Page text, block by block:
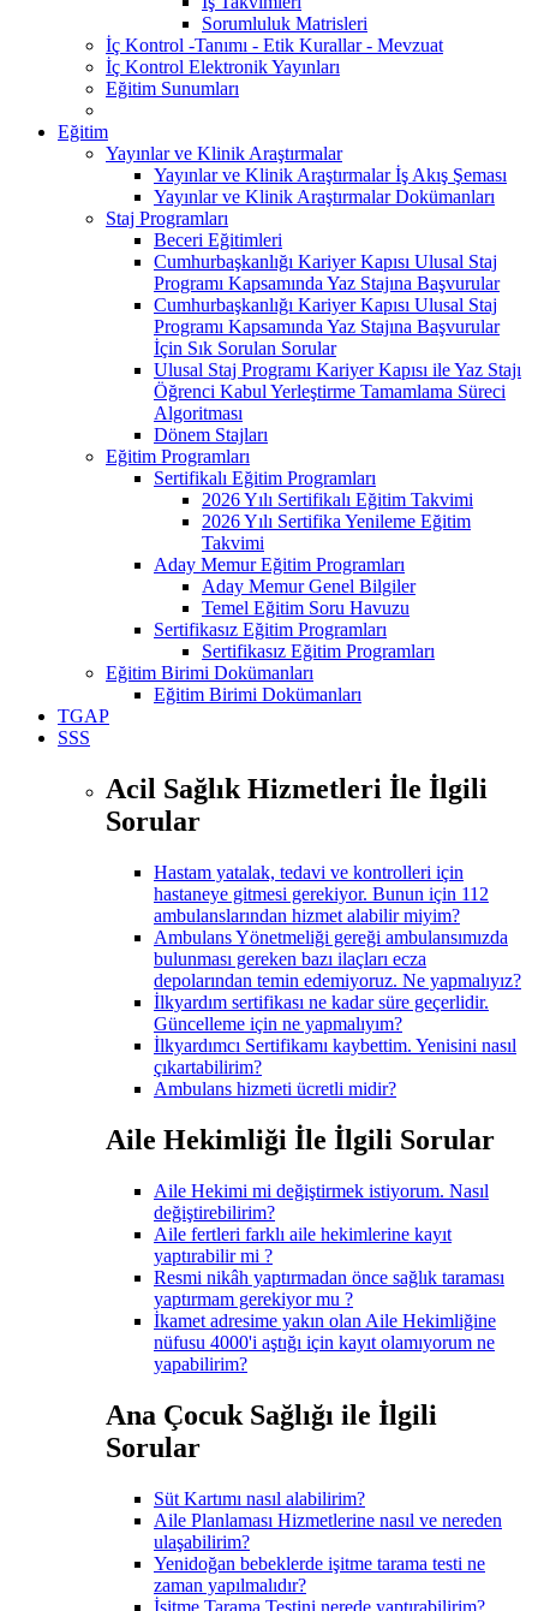
Sorumluluk Matrisleri
İç Kontrol -Tanımı - Etik Kurallar - Mevzuat
İç Kontrol Elektronik Yayınları
Eğitim Sunumları
Eğitim
Yayınlar ve Klinik Araştırmalar
Yayınlar ve Klinik Araştırmalar İş Akış Şeması
Yayınlar ve Klinik Araştırmalar Dokümanları
Staj Programları
Beceri Eğitimleri
Cumhurbaşkanlığı Kariyer Kapısı Ulusal Staj
Programı Kapsamında Yaz Stajına Başvurular
Cumhurbaşkanlığı Kariyer Kapısı Ulusal Staj
Programı Kapsamında Yaz Stajına Başvurular
İçin Sık Sorulan Sorular
Ulusal Staj Programı Kariyer Kapısı ile Yaz Stajı
Öğrenci Kabul Yerleştirme Tamamlama Süreci
Algoritması
Dönem Stajları
Eğitim Programları
Sertifikalı Eğitim Programları
2026 Yılı Sertifikalı Eğitim Takvimi
2026 Yılı Sertifika Yenileme Eğitim
Takvimi
Aday Memur Eğitim Programları
Aday Memur Genel Bilgiler
Temel Eğitim Soru Havuzu
Sertifikasız Eğitim Programları
Sertifikasız Eğitim Programları
Eğitim Birimi Dokümanları
Eğitim Birimi Dokümanları
TGAP
SSS
Acil Sağlık Hizmetleri İle İlgili
Sorular
Hastam yatalak, tedavi ve kontrolleri için
hastaneye gitmesi gerekiyor. Bunun için 112
ambulanslarından hizmet alabilir miyim?
Ambulans Yönetmeliği gereği ambulansımızda
bulunması gereken bazı ilaçları ecza
depolarından temin edemiyoruz. Ne yapmalıyız?
İlkyardım sertifikası ne kadar süre geçerlidir.
Güncelleme için ne yapmalıyım?
İlkyardımcı Sertifikamı kaybettim. Yenisini nasıl
çıkartabilirim?
Ambulans hizmeti ücretli midir?
Aile Hekimliği İle İlgili Sorular
Aile Hekimi mi değiştirmek istiyorum. Nasıl
değiştirebilirim?
Aile fertleri farklı aile hekimlerine kayıt
yaptırabilir mi ?
Resmi nikâh yaptırmadan önce sağlık taraması
yaptırmam gerekiyor mu ?
İkamet adresime yakın olan Aile Hekimliğine
nüfusu 4000'i aştığı için kayıt olamıyorum ne
yapabilirim?
Ana Çocuk Sağlığı ile İlgili
Sorular
Süt Kartımı nasıl alabilirim?
Aile Planlaması Hizmetlerine nasıl ve nereden
ulaşabilirim?
Yenidoğan bebeklerde işitme tarama testi ne
zaman yapılmalıdır?
İşitme Tarama Testini nerede yaptırabilirim?